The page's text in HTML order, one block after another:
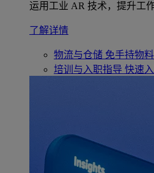
运用工业 AR 技术，提升工作
了解详情
物流与仓储 免手持物
培训与入职指导 快速